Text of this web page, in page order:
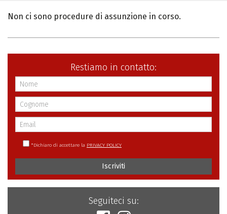
Non ci sono procedure di assunzione in corso.
Restiamo in contatto:
*Dichiaro di accettare la PRIVACY POLICY
Iscriviti
Seguiteci su: